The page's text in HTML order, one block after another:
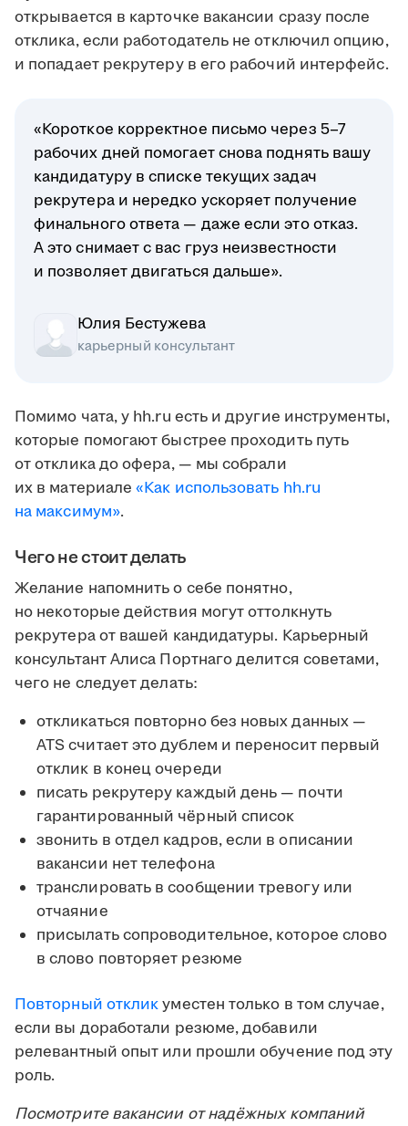
открывается в карточке вакансии сразу после
отклика, если работодатель не отключил опцию,
и попадает рекрутеру в его рабочий интерфейс.
«Короткое корректное письмо через 5–7
рабочих дней помогает снова поднять вашу
кандидатуру в списке текущих задач
рекрутера и нередко ускоряет получение
финального ответа — даже если это отказ.
А это снимает с вас груз неизвестности
и позволяет двигаться дальше».
Юлия Бестужева
карьерный консультант
Помимо чата, у hh.ru есть и другие инструменты,
которые помогают быстрее проходить путь
от отклика до офера, — мы собрали
их в материале«Как использовать hh.ru
на максимум».
Чего не стоит делать
Желание напомнить о себе понятно,
но некоторые действия могут оттолкнуть
рекрутера от вашей кандидатуры. Карьерный
консультант Алиса Портнаго делится советами,
чего не следует делать:
откликаться повторно без новых данных —
ATS считает это дублем и переносит первый
отклик в конец очереди
писать рекрутеру каждый день — почти
гарантированный чёрный список
звонить в отдел кадров, если в описании
вакансии нет телефона
транслировать в сообщении тревогу или
отчаяние
присылать сопроводительное, которое слово
в слово повторяет резюме
Повторный откликуместен только в том случае,
если вы доработали резюме, добавили
релевантный опыт или прошли обучение под эту
роль.
Посмотрите вакансии от надёжных компаний